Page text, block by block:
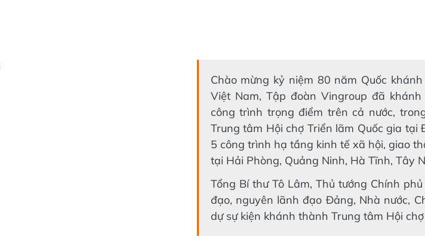
Chào mừng kỷ niệm 80 năm Quốc
Việt Nam, Tập đoàn Vingroup đã
công trình trọng điểm trên cả nước,
Trung tâm Hội chợ Triển lãm Quốc gia tại
5 công trình hạ tầng kinh tế xã hội, giao
tại Hải Phòng, Quảng Ninh, Hà Tĩnh, Tây
Tổng Bí thư Tô Lâm, Thủ tướng Chính
đạo, nguyên lãnh đạo Đảng, Nhà nước,
dự sự kiện khánh thành Trung tâm Hội